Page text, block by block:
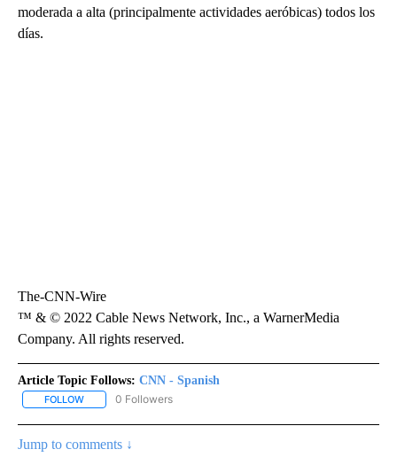
moderada a alta (principalmente actividades aeróbicas) todos los
días.
The-CNN-Wire
™ & © 2022 Cable News Network, Inc., a WarnerMedia
Company. All rights reserved.
Article Topic Follows: CNN - Spanish
FOLLOW FOLLOW "CNN - SPANISH" TO RECEIVE NOTIFICATIONS ABOUT
0 Followers
Jump to comments ↓